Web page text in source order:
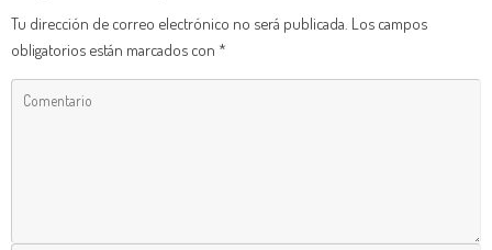
Tu dirección de correo electrónico no será publicada. Los campos
obligatorios están marcados con *